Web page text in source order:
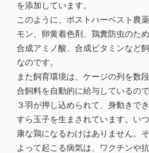
を添加しています。
このように、ポストハーベスト農
モン、卵黄着色剤、鶏糞防虫のた
合成アミノ酸、合成ビタミンなど
なのです。
また飼育環境は、ケージの列を数
合飼料を自動的に給与しているの
３羽が押し込められて、身動きで
すら玉子を生まされています。い
康な鶏になるわけはありません。
よって起こる病気は、ワクチンや